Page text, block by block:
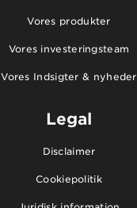
Vores produkter
Vores investeringsteam
Vores Indsigter & nyheder
Legal
Disclaimer
Cookiepolitik